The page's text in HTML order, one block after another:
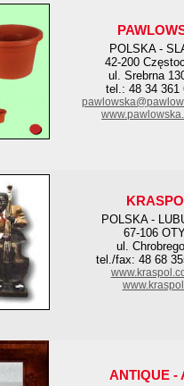
POLSKA -
42-200
ul. Srebrna
tel.: 48 34 361
POLSKA -
67-106
ul.
tel./fax: 48 68
ANTIQUE -